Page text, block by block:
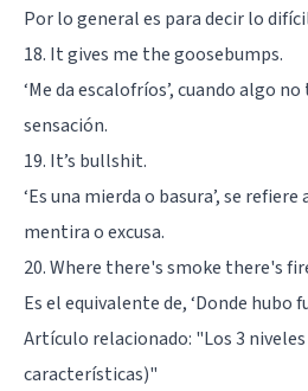
Por lo general es para decir lo
18. It gives me the goosebumps.
‘Me da escalofríos’, cuando algo
sensación.
19. It’s bullshit.
‘Es una mierda o basura’, se
mentira o excusa.
20. Where there's smoke there's
Es el equivalente de, ‘Donde hubo
Artículo relacionado: "Los 3
características)"